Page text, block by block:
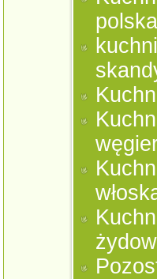
polska